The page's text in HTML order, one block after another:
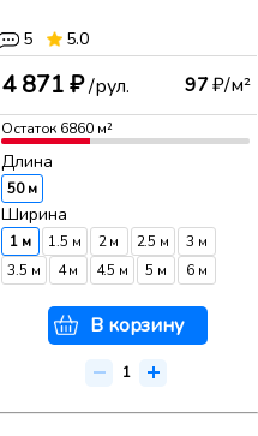
5 5.0
4 871 ₽/рул. 97₽/м²
Остаток 6860м²
Длина
50 м
Ширина
1 м 1.5 м 2 м 2.5 м
3 м
3.5 м
4 м 4.5 м 5 м 6 м
В корзину